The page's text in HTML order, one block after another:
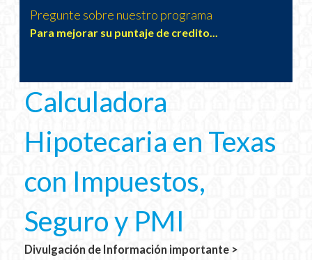
Pregunte sobre nuestro programa
Para mejorar su puntaje de credito...
Calculadora
Hipotecaria en Texas
con Impuestos,
Seguro y PMI
Divulgación de Información importante >